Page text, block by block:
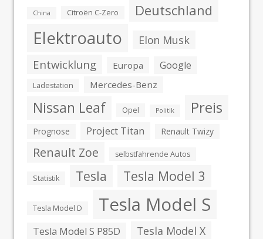
China Citroën C-Zero Deutschland
Elektroauto Elon Musk
Entwicklung Europa Google
Ladestation Mercedes-Benz
Nissan Leaf Opel Politik Preis
Prognose Project Titan Renault Twizy
Renault Zoe selbstfahrende Autos
Statistik Tesla Tesla Model 3
Tesla Model D Tesla Model S
Tesla Model S P85D
Tesla Model X